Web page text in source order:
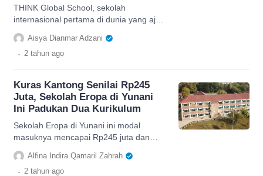
THINK Global School, sekolah
internasional pertama di dunia yang ajak
siswa belajar di 4 negara berbeda setiap
tahun, salah satunya Yunani.
Aisya Dianmar Adzani
. 2 tahun ago
Kuras Kantong Senilai Rp245
Juta, Sekolah Eropa di Yunani
Ini Padukan Dua Kurikulum
Sekolah Eropa di Yunani ini modal
masuknya mencapai Rp245 juta dan
memadukan dua kurikulum, cek disini
penjelasannya.
Alfina Indira Qamaril Zahrah
. 2 tahun ago